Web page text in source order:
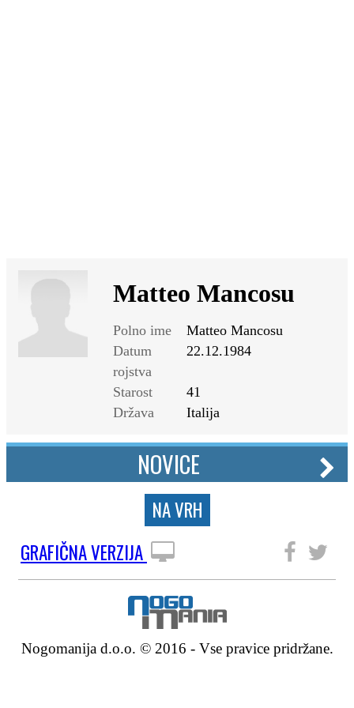
Matteo Mancosu
Polno ime
Matteo Mancosu
Datum
rojstva
22.12.1984
Starost
41
Država
Italija
NOVICE
NA VRH
GRAFIČNA VERZIJA
Nogomanija d.o.o. © 2016 - Vse pravice pridržane.